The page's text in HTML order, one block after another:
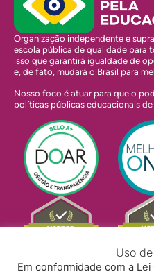
Organização independente e
escola pública de qualidade para
isso que garantirá igualdade de
e, de fato, mudará o Brasil para
Nosso foco é atuar para que o
políticas públicas educacionais
Uso
Em conformidade com a